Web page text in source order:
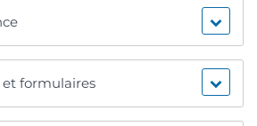
et formulaires